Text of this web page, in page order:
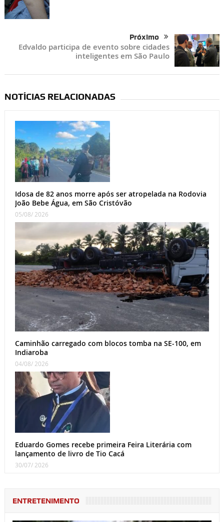
Próximo
Edvaldo participa de evento sobre cidades
inteligentes em São Paulo
NOTÍCIAS RELACIONADAS
Idosa de 82 anos morre após ser atropelada na Rodovia
João Bebe Água, em São Cristóvão
05/08/ 2026
Caminhão carregado com blocos tomba na SE-100, em
Indiaroba
04/08/ 2026
Eduardo Gomes recebe primeira Feira Literária com
lançamento de livro de Tio Cacá
30/07/ 2026
ENTRETENIMENTO